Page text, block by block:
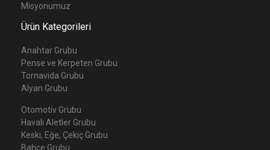
Misyonumuz
Ürün Kategorileri
Anahtar Grubu
Pense ve Kerpeten Grubu
Tornavida Grubu
Alyan Grubu
Otomotiv Grubu
Havalı Aletler Grubu
Keski, Eğe, Çekiç Grubu
Bahçe Grubu